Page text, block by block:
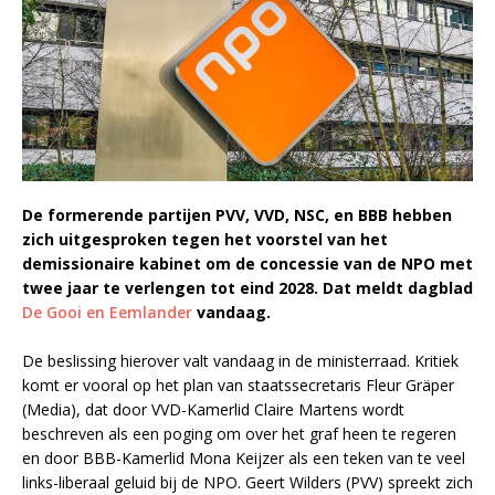
De formerende partijen PVV, VVD, NSC, en BBB hebben
zich uitgesproken tegen het voorstel van het
demissionaire kabinet om de concessie van de NPO met
twee jaar te verlengen tot eind 2028. Dat meldt dagblad
De Gooi en Eemlander vandaag.
De beslissing hierover valt vandaag in de ministerraad. Kritiek
komt er vooral op het plan van staatssecretaris Fleur Gräper
(Media), dat door VVD-Kamerlid Claire Martens wordt
beschreven als een poging om over het graf heen te regeren
en door BBB-Kamerlid Mona Keijzer als een teken van te veel
links-liberaal geluid bij de NPO. Geert Wilders (PVV) spreekt zich